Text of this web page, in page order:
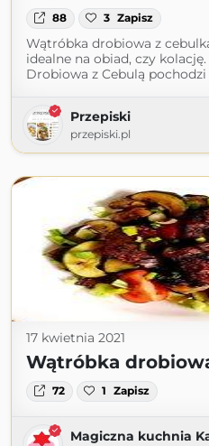
88 3 Zapisz
Wątróbka drobiowa z
idealne na obiad, czy
Drobiowa z Cebulą
Przepiski
przepiski.pl
17 kwietnia 2021
Wątróbka
72 1 Zapisz
Magiczna kuchnia